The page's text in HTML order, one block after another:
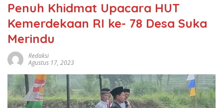
Penuh Khidmat Upacara HUT
Kemerdekaan RI ke- 78 Desa Suka
Merindu
Redaksi
Agustus 17, 2023